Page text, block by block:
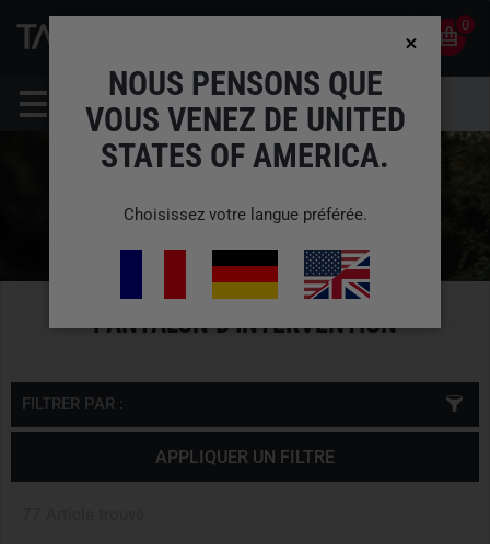
0
PANTALON D'INTERVENTION
FILTRER PAR :
APPLIQUER UN FILTRE
NOUS PENSONS QUE
VOUS VENEZ DE UNITED
STATES OF AMERICA.
Choisissez votre langue préférée.